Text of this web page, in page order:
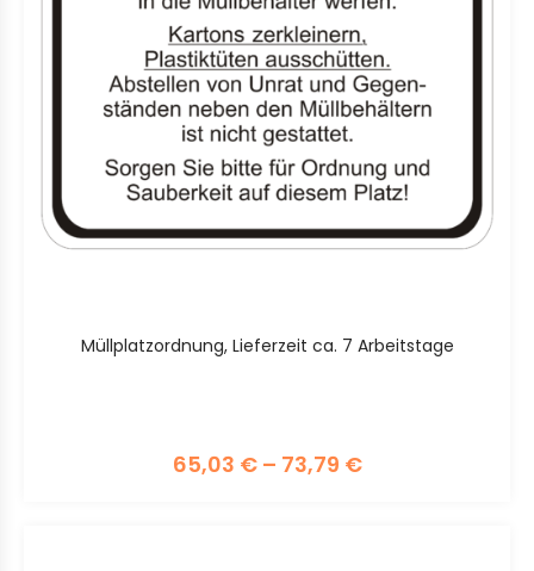
Müllplatzordnung, Lieferzeit ca. 7 Arbeitstage
65,03 €– 73,79 €